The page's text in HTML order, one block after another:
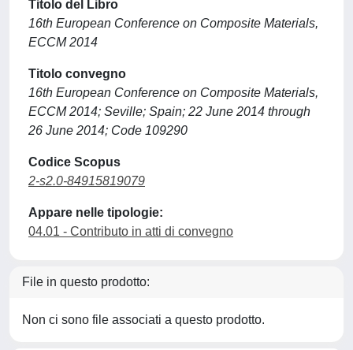
Titolo del Libro
16th European Conference on Composite Materials,
ECCM 2014
Titolo convegno
16th European Conference on Composite Materials,
ECCM 2014; Seville; Spain; 22 June 2014 through
26 June 2014; Code 109290
Codice Scopus
2-s2.0-84915819079
Appare nelle tipologie:
04.01 - Contributo in atti di convegno
File in questo prodotto:
Non ci sono file associati a questo prodotto.